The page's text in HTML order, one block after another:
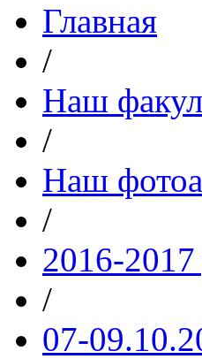
Главная
/
Наш
/
Наш
/
2016-
/
07-